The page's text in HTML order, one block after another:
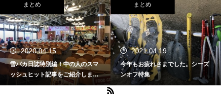
まとめ
2020.04.15
雪バカ日誌特別編！中の人のスマ
ッシュヒット記事をご紹介しま
す。
まとめ
2021.04.19
今年もお疲れさまでした。シーズ
ンオフ特集